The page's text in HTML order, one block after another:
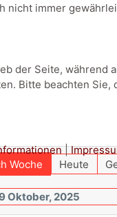
nicht immer
Woche Heute
Oktober, 2025
der Seite,
Bitte beachten
|